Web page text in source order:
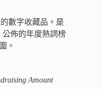
數字收藏品。是
公佈的年度熱詞榜
。
Amount